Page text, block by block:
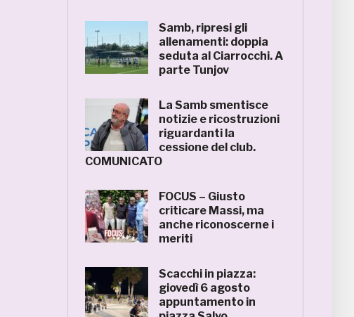
Samb, ripresi gli
allenamenti: doppia
seduta al Ciarrocchi. A
parte Tunjov
La Samb smentisce
notizie e ricostruzioni
riguardanti la
cessione del club.
COMUNICATO
FOCUS – Giusto
criticare Massi, ma
anche riconoscerne i
meriti
Scacchi in piazza:
giovedì 6 agosto
appuntamento in